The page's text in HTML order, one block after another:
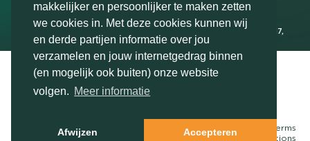
makkelijker en persoonlijker te maken zetten
we cookies in. Met deze cookies kunnen wij
en derde partijen informatie over jou
verzamelen en jouw internetgedrag binnen
(en mogelijk ook buiten) onze website
volgen. Meer informatie
Afwijzen Accepteren
Neem contact met ons op
Markteffect is door het Financieele Dagblad
uitgeroepen tot FD Gazelle in 2012, 2015, 2016, 2017,
2018, 2019, 2020, 2021, 2022, 2023, 2024 en 2025
© Markteffect, onderdeel van The Relevance Group
Terms
conditions